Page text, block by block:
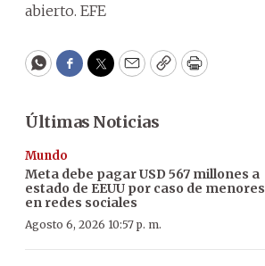
abierto. EFE
WhatsApp
Facebook
Twitter
EmailCopyPrint
Últimas Noticias
Mundo
Meta debe pagar USD 567 millones a
estado de EEUU por caso de menores
en redes sociales
Agosto 6, 2026 10:57 p. m.